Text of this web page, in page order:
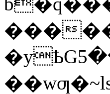
���
�yҌGߺ��5�����